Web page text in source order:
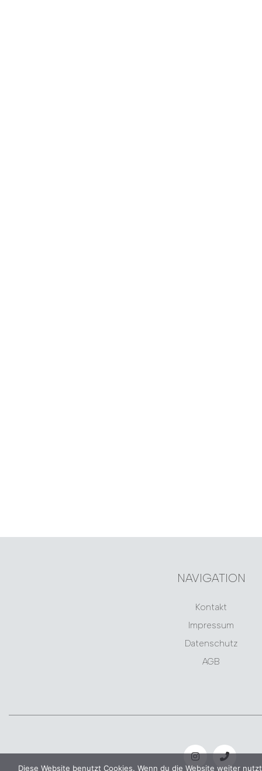
NAVIGATION
Kontakt
Impressum
Datenschutz
AGB
Diese Website benutzt Cookies. Wenn du die Website weiter